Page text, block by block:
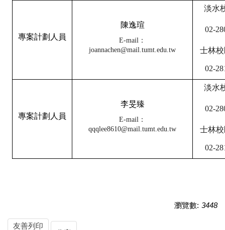
專案計劃人員
陳逸瑄
E-mail ：
joannachen@mail.tumt.edu.tw
淡水
02-
士林
02-
專案計劃人員
李旻臻
E-mail ：
qqqlee8610@mail.tumt.edu.tw
淡水
02-
士林
02-
瀏覽數: 3448
友善列印